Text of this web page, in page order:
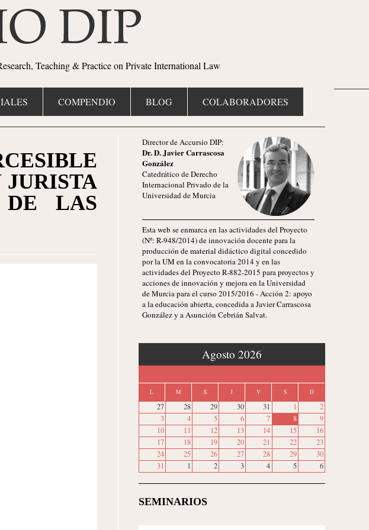
Teaching & Practice on Private International Law
COMPENDIO BLOG COLABORADORES
JURISTA
LAS
Director de Accursio DIP:
Dr. D. Javier Carrascosa
González
Catedrático de Derecho
Internacional Privado de la
Universidad de Murcia
Esta web se enmarca en las actividades del Proyecto
(Nº: R-948/2014) de innovación docente para la
producción de material didáctico digital concedido
por la UM en la convocatoria 2014 y en las
actividades del Proyecto R-882-2015 para proyectos y
acciones de innovación y mejora en la Universidad
de Murcia para el curso 2015/2016 - Acción 2: apoyo
a la educación abierta, concedida a Javier Carrascosa
González y a Asunción Cebrián Salvat.
Agosto 2026
L M X J V S D
27 28 29 30 31 1
2
3
4 5 6 7 8
9
10
11 12 13 14 15
16
17
18 19 20 21 22
23
24
25 26 27 28 29
30
31
1 2 3 4 5 6
SEMINARIOS